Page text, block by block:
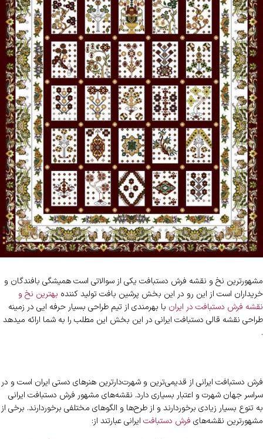
مشهورترین نخ و نقشه فرش دستبافت یکی از سوالاتی است همیشگی بافندگان و
خریداران است از این رو در این بخش پرشین بافت تولید کننده بهترین نخ و
نقشه فرش دستبافت در ایران با بهرمندی از تیم طراحی بسیار حرفه ایی در زمینه
طراحی نقشه قالی دستبافت ایرانی در این بخش این مطلب را به شما ارائه میدهد
.
فرش دستبافت ایرانی از قدیمی‌ترین و شهرت‌دارترین هنرهای دستی ایران است و در
سراسر جهان شهرت و اعتبار بسیاری دارد. نقشه‌های مشهور فرش دستبافت ایرانی
به تنوع بسیار زیادی برخوردارند و از طرح‌ها و الگوهای مختلفی برخوردارند. برخی از
مشهورترین نقشه‌های فرش دستبافت ایرانی عبارتند از: